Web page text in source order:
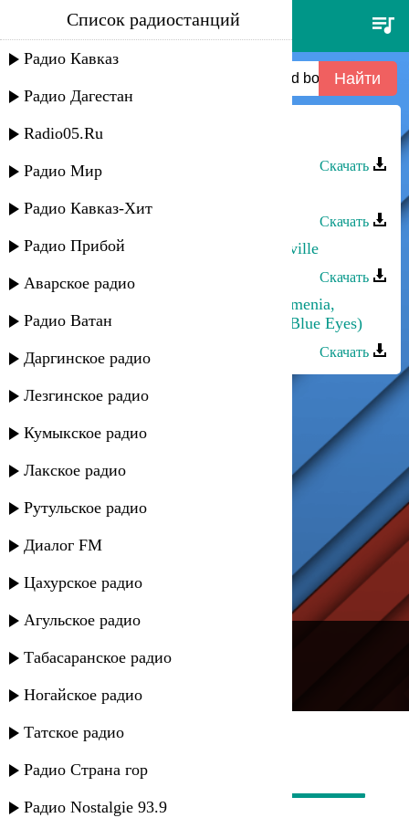
gimme gimme your lovin' (little
lady) - bad boys blue
Список радиостанций
Радио Кавказ
Радио Дагестан
Radio05.Ru
Радио Мир
Радио Кавказ-Хит
Радио Прибой
Аварское радио
Радио Ватан
Даргинское радио
Лезгинское радио
Кумыкское радио
Лакское радио
Рутульское радио
Диалог FM
Цахурское радио
Агульское радио
Табасаранское радио
Ногайское радио
Татское радио
Радио Страна гор
Радио Nostalgie 93.9
Даниэль Гарунов - Lady
Скачать
Скачать
Джамиля Гамзатова - Lady D'arbanville
Скачать
The National Duduk Ensemble of Armenia,
Arshak Sahakyan) - Alagyos Acher (Blue Eyes)
Скачать
---
Русское радио